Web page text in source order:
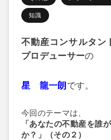
知識
不動産コンサルタン
プロデューサーの
星 龍一朗 です。
今回のテーマは、
「 あなたの不動産を誰
か？ 」（その２）